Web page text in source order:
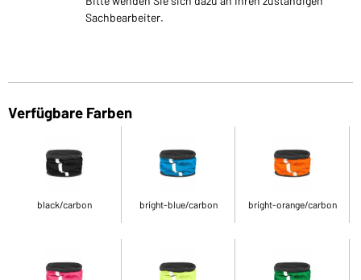
Sachbearbeiter.
Verfügbare Farben
black/carbon bright-blue/carbon bright-orange/carbon